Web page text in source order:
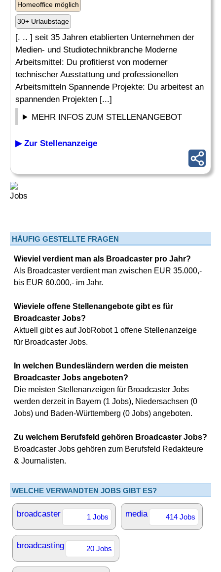
Homeoffice möglich
30+ Urlaubstage
[. .. ] seit 35 Jahren etablierten Unternehmen der
Medien- und Studiotechnikbranche Moderne
Arbeitsmittel: Du profitierst von moderner
technischer Ausstattung und professionellen
Arbeitsmitteln Spannende Projekte: Du arbeitest an
spannenden Projekten [...]
MEHR INFOS ZUM STELLENANGEBOT
▶ Zur Stellenanzeige
HÄUFIG GESTELLTE FRAGEN
Wieviel verdient man als Broadcaster pro Jahr?
Als Broadcaster verdient man zwischen EUR 35.000,-
bis EUR 60.000,- im Jahr.
Wieviele offene Stellenangebote gibt es für
Broadcaster Jobs?
Aktuell gibt es auf JobRobot 1 offene Stellenanzeige
für Broadcaster Jobs.
In welchen Bundesländern werden die meisten
Broadcaster Jobs angeboten?
Die meisten Stellenanzeigen für Broadcaster Jobs
werden derzeit in Bayern (1 Jobs), Niedersachsen (0
Jobs) und Baden-Württemberg (0 Jobs) angeboten.
Zu welchem Berufsfeld gehören Broadcaster Jobs?
Broadcaster Jobs gehören zum Berufsfeld Redakteure
& Journalisten.
WELCHE VERWANDTEN JOBS GIBT ES?
broadcaster 1 Jobs media 414 Jobs
broadcasting 20 Jobs